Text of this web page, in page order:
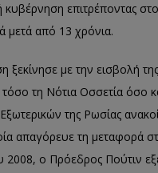
κυβέρνηση επιτρέποντας
μετά από 13 χρόνια.
ξεκίνησε με την εισβολή
τη Νότια Οσσετία όσο
της Ρωσίας
απαγόρευε τη μεταφορά
2008, ο Πρόεδρος Πούτιν